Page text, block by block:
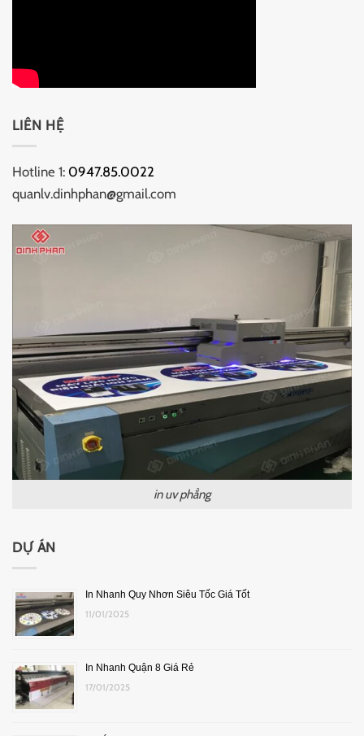
LIÊN HỆ
Hotline 1: 0947.85.0022
quanlv.dinhphan@gmail.com
in uv phẳng
DỰ ÁN
In Nhanh Quy Nhơn Siêu Tốc Giá Tốt
11/01/2025
In Nhanh Quận 8 Giá Rẻ
17/01/2025